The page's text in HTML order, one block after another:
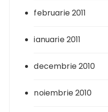
februarie 2011
ianuarie 2011
decembrie 2010
noiembrie 2010